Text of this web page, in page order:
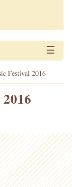
☰
Festival 2016